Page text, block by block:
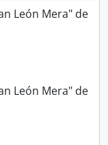
León Mera" de
León Mera" de